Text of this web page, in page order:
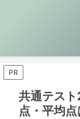
PR
共通テス
点・平均